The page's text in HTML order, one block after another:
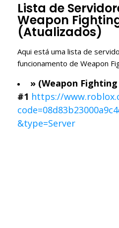
Lista de
Weapon
(Atualizados)
Aqui está uma lista de
funcionamento de Weapon
» (Weapon
#1 https://
&type=Server